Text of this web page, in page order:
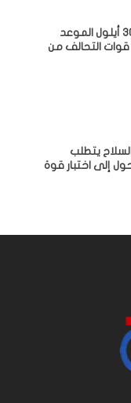
الزيدي لماكرون: 30 أيلول الموعد
قوات التحالف من
يتطلب
إلى اختبار قوة